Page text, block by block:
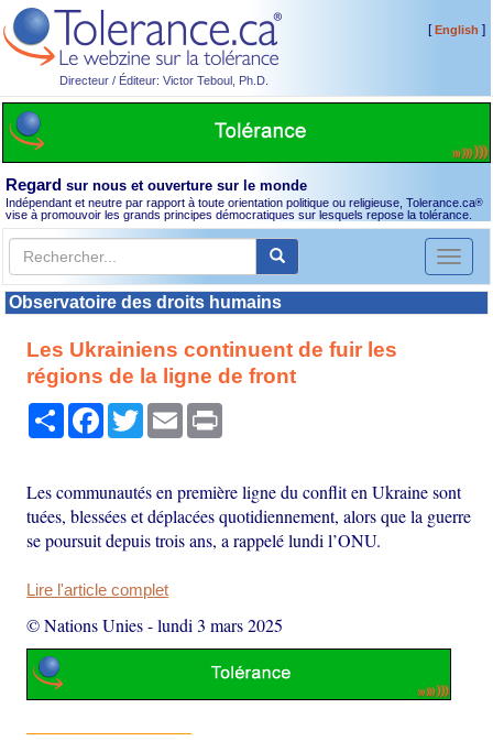
Directeur / Éditeur: Victor Teboul, Ph.D.
[English ]
Regard sur nous et ouverture sur le monde
Indépendant et neutre par rapport à toute orientation politique ou religieuse, Tolerance.ca®
vise à promouvoir les grands principes démocratiques sur lesquels repose la tolérance.
Toggle
Observatoire des droits humains
Les Ukrainiens continuent de fuir les
régions de la ligne de front
PartagerFacebook
TwitterEmail
Les communautés en première ligne du conflit en Ukraine sont
tuées, blessées et déplacées quotidiennement, alors que la guerre
se poursuit depuis trois ans, a rappelé lundi l’ONU.
Lire l'article complet
© Nations Unies-lundi 3 mars 2025